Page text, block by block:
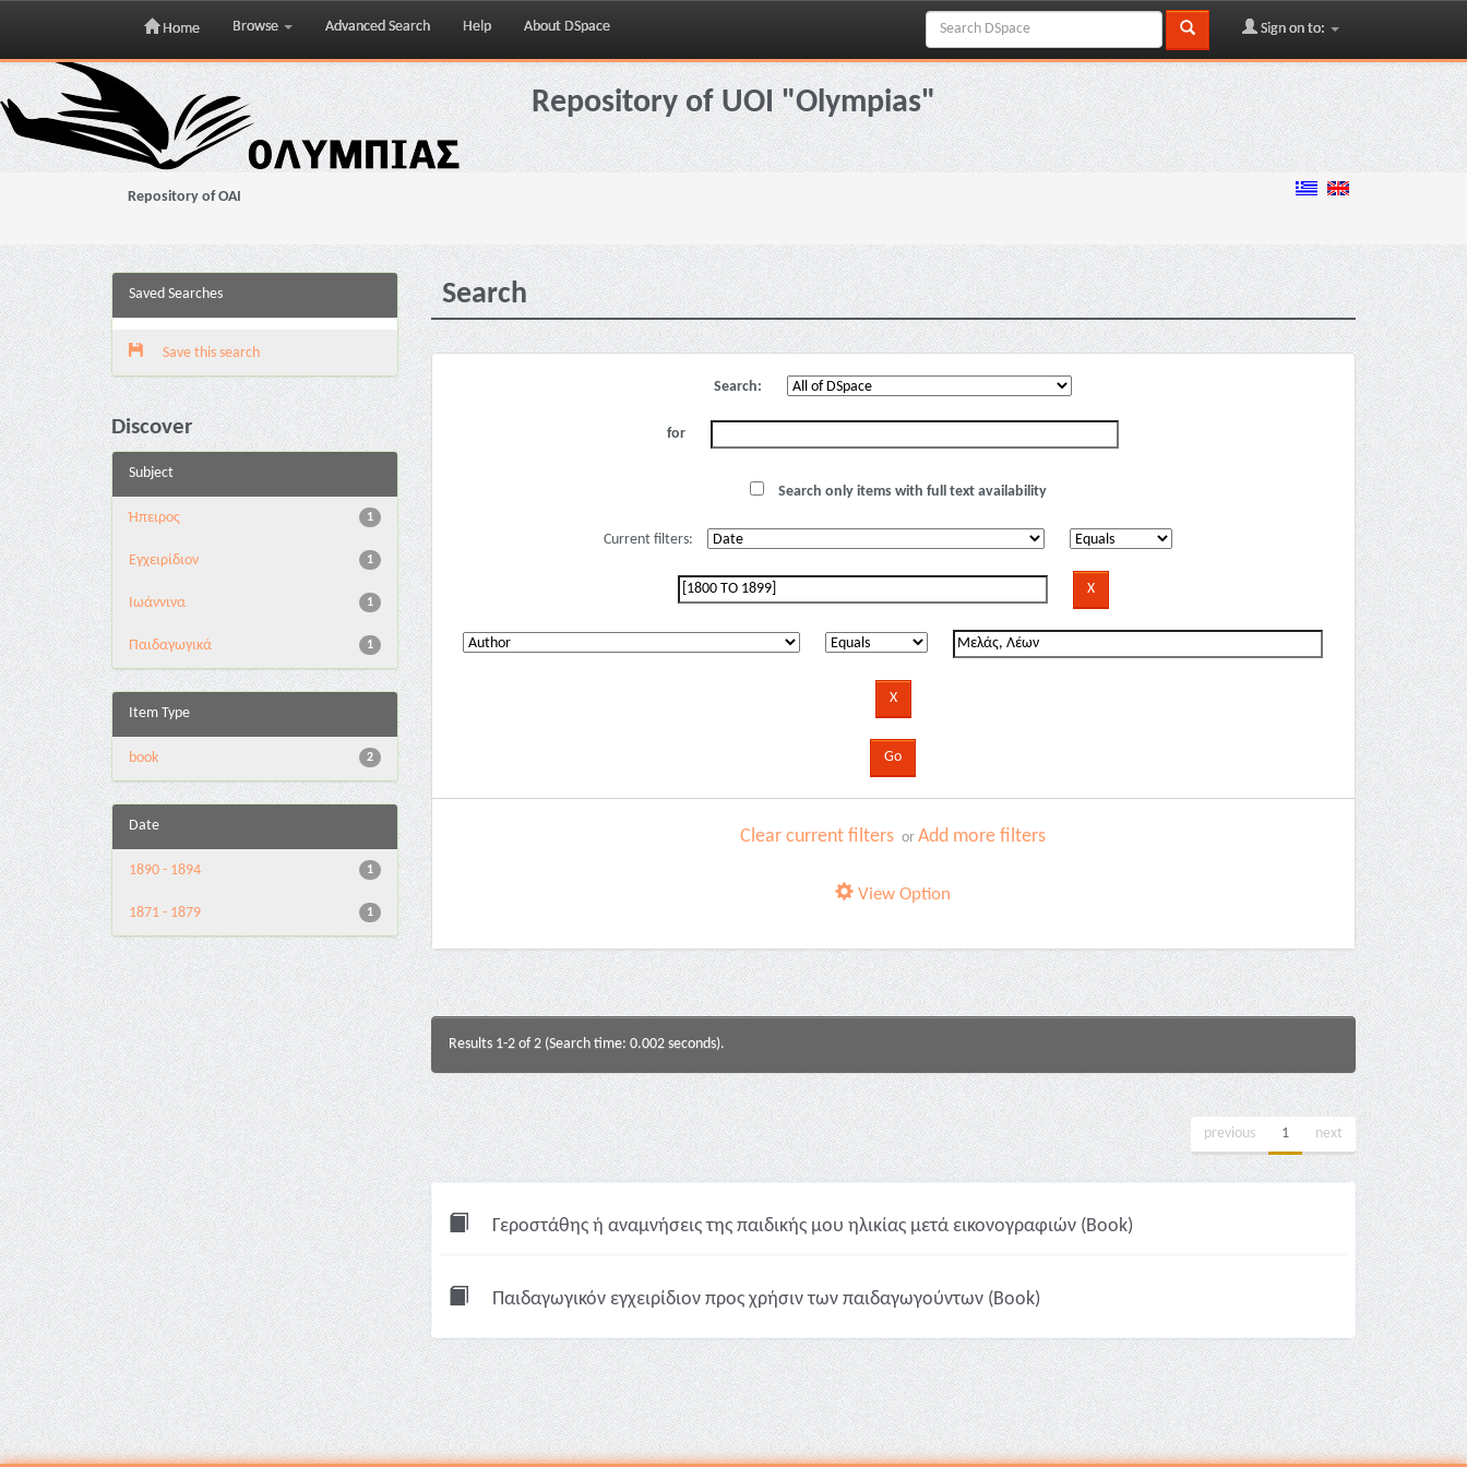
Skip
navigation
Home Browse Advanced Search Help About DSpace Sign on to:
Repository of UOI "Olympias"
Repository of OAI
Saved Searches
Save this search
Discover
Subject
1
Ήπειρος
1
Εγχειρίδιον
1
Ιωάννινα
1
Παιδαγωγικά
Item Type
2
book
Date
1
1890 - 1894
1
1871 - 1879
Search
Search:
for
Search only items with full text availability
Current filters:
Clear current filters orAdd more filters
View Option
Results 1-2 of 2 (Search time: 0.002 seconds).
previous 1 next
Γεροστάθης ή αναμνήσεις της παιδικής μου ηλικίας μετά εικονογραφιών (Book)
Παιδαγωγικόν εγχειρίδιον προς χρήσιν των παιδαγωγούντων (Book)